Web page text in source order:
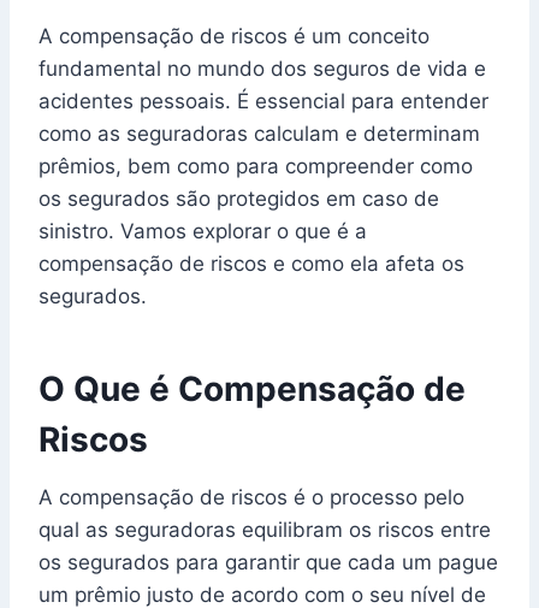
A compensação de riscos é um conceito
fundamental no mundo dos seguros de vida e
acidentes pessoais. É essencial para entender
como as seguradoras calculam e determinam
prêmios, bem como para compreender como
os segurados são protegidos em caso de
sinistro. Vamos explorar o que é a
compensação de riscos e como ela afeta os
segurados.
O Que é Compensação de
Riscos
A compensação de riscos é o processo pelo
qual as seguradoras equilibram os riscos entre
os segurados para garantir que cada um pague
um prêmio justo de acordo com o seu nível de